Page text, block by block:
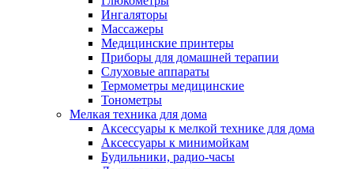
Ингаляторы
Массажеры
Медицинские принтеры
Приборы для домашней терапии
Слуховые аппараты
Термометры медицинские
Тонометры
Мелкая техника для дома
Аксессуары к мелкой технике для дома
Аксессуары к минимойкам
Будильники, радио-часы